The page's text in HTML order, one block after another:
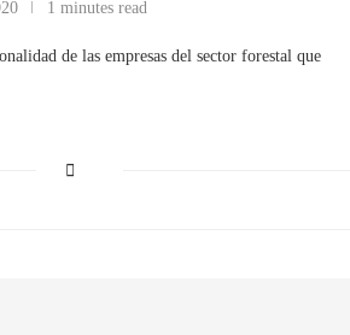
1 minutes read
de las empresas del sector forestal que